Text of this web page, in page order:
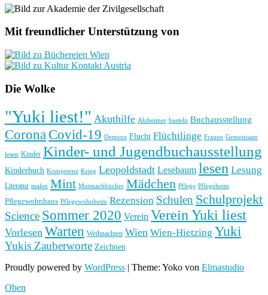
Mit freundlicher Unterstützung von
Die Wolke
"Yuki liest!" Akuthilfe Alzheimer basteln Buchausstellung
Corona Covid-19 Demenz Flucht Flüchtlinge Frauen Gemeinsam
lesen Kinder Kinder- und Jugendbuchausstellung
Kinderbuch Kompetenz Krieg Leopoldstadt Lesebaum lesen Lesung
Literatur malen Mint Mutmachbücher Mädchen Pflege Pflegeheim
Pflegewohnhaus Pflegewohnheim Rezension Schulen Schulprojekt
Science Sommer 2020 Verein Verein Yuki liest
Vorlesen Warten Weihnachten Wien Wien-Hietzing Yuki
Yukis Zauberworte Zeichnen
Proudly powered by WordPress | Theme: Yoko von Elmastudio
Oben